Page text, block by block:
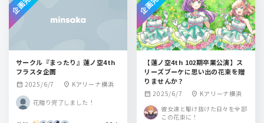
サークル『まったり』蓮ノ空4th
フラスタ企画
calendar_month 2025/6/7 location_on Kアリーナ横浜
花贈り完了しました！
【蓮ノ空4th 102期卒業公演】ス
リーズブーケに思い出の花束を贈
りませんか？
calendar_month 2025/6/7 location_on Kアリーナ横浜
彼女達と駆け抜けた日々を全部
この花束に！